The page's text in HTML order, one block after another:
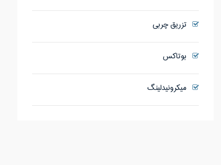
تزریق چربی
بوتاکس
میکرونیدلینگ